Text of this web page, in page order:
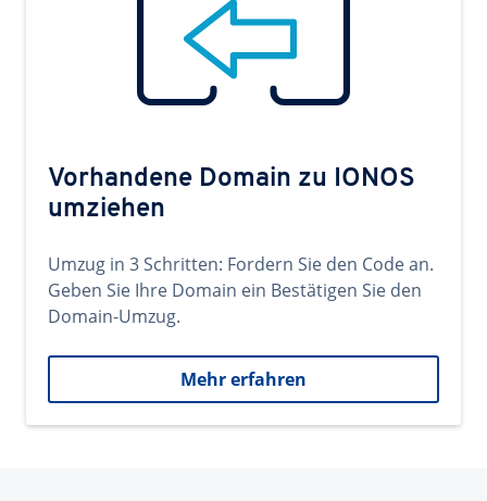
Vorhandene Domain zu IONOS
umziehen
Umzug in 3 Schritten: Fordern Sie den Code an.
Geben Sie Ihre Domain ein Bestätigen Sie den
Domain-Umzug.
Mehr erfahren